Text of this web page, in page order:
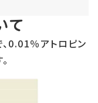
て
0.01％アトロピン